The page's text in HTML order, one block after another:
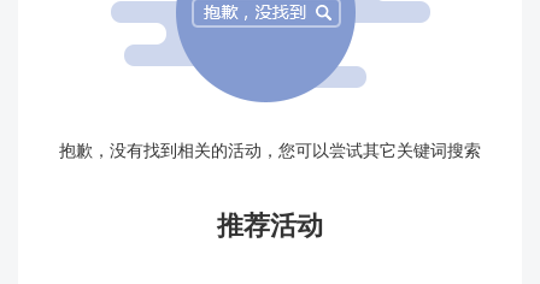
抱歉，没有找到相关的活动，您可以尝试其它关键词搜索
推荐活动